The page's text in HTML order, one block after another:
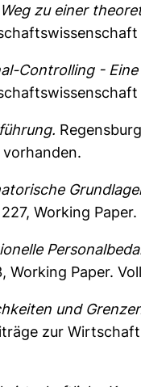
zu einer
Controlling -
227, Working
Working Paper.
und
zur